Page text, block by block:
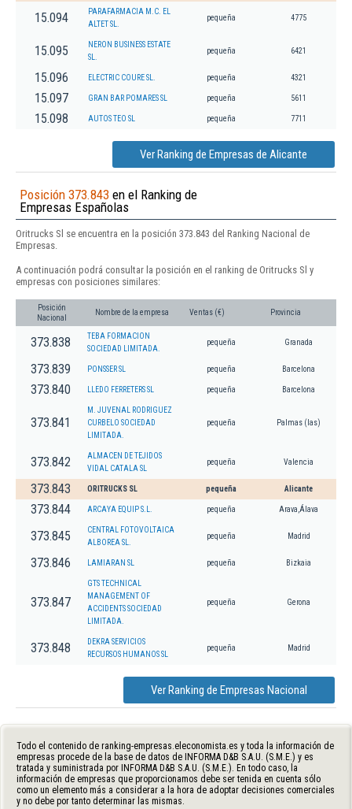
15.094
PARAFARMACIA M.C. EL
ALTET SL.
pequeña 4775
15.095
NERON BUSINESS ESTATE
SL.
pequeña 6421
15.096 ELECTRIC COURE SL. pequeña 4321
15.097 GRAN BAR POMARES SL pequeña 5611
15.098 AUTOS TEO SL pequeña 7711
Ver Ranking de Empresas de Alicante
Posición 373.843 en el Ranking de
Empresas Españolas
Oritrucks Sl se encuentra en la posición 373.843 del Ranking Nacional de
Empresas.
A continuación podrá consultar la posición en el ranking de Oritrucks Sl y
empresas con posiciones similares:
Posición
Nacional
Nombre de la empresa Ventas (€) Provincia
373.838
TEBA FORMACION
SOCIEDAD LIMITADA.
pequeña Granada
373.839 PONSSER SL pequeña Barcelona
373.840 LLEDO FERRETERS SL pequeña Barcelona
373.841
M. JUVENAL RODRIGUEZ
CURBELO SOCIEDAD
LIMITADA.
pequeña Palmas (las)
373.842
ALMACEN DE TEJIDOS
VIDAL CATALA SL
pequeña Valencia
373.843 ORITRUCKS SL pequeña Alicante
373.844 ARCAYA EQUIP S.L. pequeña Arava,Álava
373.845
CENTRAL FOTOVOLTAICA
ALBOREA SL.
pequeña Madrid
373.846 LAMIARAN SL pequeña Bizkaia
373.847
GTS TECHNICAL
MANAGEMENT OF
ACCIDENTS SOCIEDAD
LIMITADA.
pequeña Gerona
373.848
DEKRA SERVICIOS
RECURSOS HUMANOS SL
pequeña Madrid
Ver Ranking de Empresas Nacional
Todo el contenido de ranking-empresas.eleconomista.es y toda la información de
empresas procede de la base de datos de INFORMA D&B S.A.U. (S.M.E.) y es
tratada y suministrada por INFORMA D&B S.A.U. (S.M.E.). En todo caso, la
información de empresas que proporcionamos debe ser tenida en cuenta sólo
como un elemento más a considerar a la hora de adoptar decisiones comerciales
y no debe por tanto determinar las mismas.